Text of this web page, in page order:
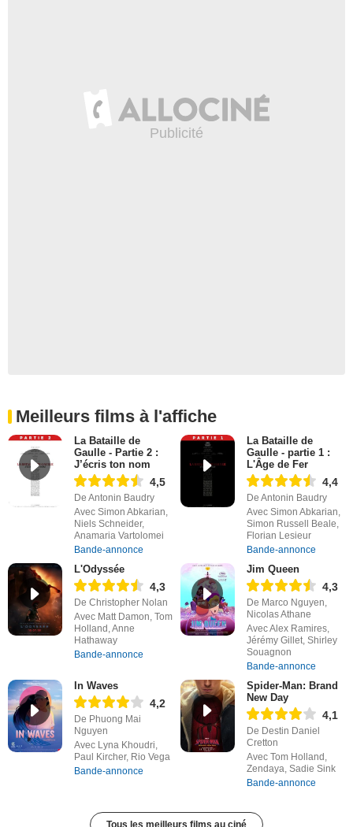
Meilleurs films à l'affiche
La Bataille de
Gaulle - Partie 2 :
J’écris ton nom
4,5
De Antonin Baudry
Avec Simon Abkarian,
Niels Schneider,
Anamaria Vartolomei
Bande-annonce
La Bataille de
Gaulle - partie 1 :
L'Âge de Fer
4,4
De Antonin Baudry
Avec Simon Abkarian,
Simon Russell Beale,
Florian Lesieur
Bande-annonce
L'Odyssée
4,3
De Christopher Nolan
Avec Matt Damon, Tom
Holland, Anne
Hathaway
Bande-annonce
Jim Queen
4,3
De Marco Nguyen,
Nicolas Athane
Avec Alex Ramires,
Jérémy Gillet, Shirley
Souagnon
Bande-annonce
In Waves
4,2
De Phuong Mai
Nguyen
Avec Lyna Khoudri,
Paul Kircher, Rio Vega
Bande-annonce
Spider-Man: Brand
New Day
4,1
De Destin Daniel
Cretton
Avec Tom Holland,
Zendaya, Sadie Sink
Bande-annonce
Tous les meilleurs films au ciné